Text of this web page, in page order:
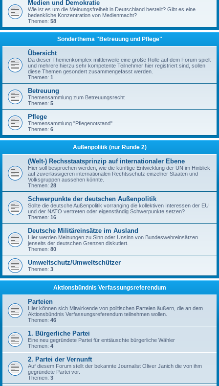
Medien und Demokratie
Wie ist es um die Meinungsfreiheit in Deutschland bestellt? Gibt es eine
bedenkliche Konzentration von Medienmacht?
Themen: 58
Sonderthema "Betreuung und Pflege"
Übersicht
Da dieser Themenkomplex mittlerweile eine große Rolle auf dem Forum spielt
und mehrere hierzu sehr kompetente Teilnehmer hier registriert sind, sollen
diese Themen gesondert zusammengefasst werden.
Themen: 1
Betreuung
Themensammlung zum Betreuungsrecht
Themen: 5
Pflege
Themensammlung "Pflegenotstand"
Themen: 6
Außenpolitik (nur Runde 2)
(Welt-) Rechsstaatsprinzip auf internationaler Ebene
Hier soll besprochen werden, wie die künftige Entwicklung der UN im Hinblick
auf zuverlässigeren internationalen Rechtsschutz einzelner Staaten und
Volksgruppen aussehen könnte.
Themen: 28
Schwerpunkte der deutschen Außenpolitik
Sollte die deutsche Außenpolitik vorranging die kollektiven Interessen der EU
und der NATO vertreten oder eigenständig Schwerpunkte setzen?
Themen: 16
Deutsche Militäreinsätze im Ausland
Hier werden Meinungen zu Sinn oder Unsinn von Bundeswehreinsätzen
jenseits der deutschen Grenzen diskutiert.
Themen: 80
Umweltschutz/Umweltschützer
Themen: 3
Aktionsbündnis Verfassungsreferendum
Parteien
Hier können sich Mitwirkende von politischen Parteien äußern, die an dem
Aktionsbündnis Verfassungsreferendum teilnehmen wollen.
Themen: 46
1. Bürgerliche Partei
Eine neu gegründete Partei für enttäuschte bürgerliche Wähler
Themen: 4
2. Partei der Vernunft
Auf diesem Forum stellt der bekannte Journalist Oliver Janich die von ihm
gegründete Partei vor.
Themen: 3